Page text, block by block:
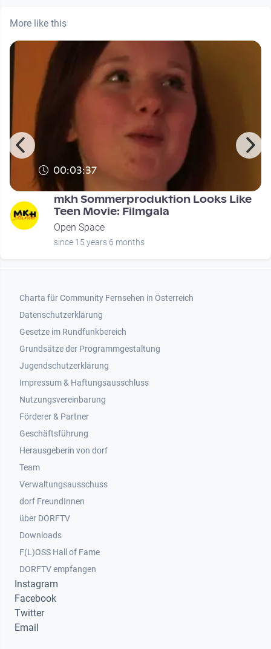
More like this
00:03:37
mkh Sommerproduktion Looks Like
Teen Movie: Filmgala
Open Space
since 15 years 6 months
Footer 1
Charta für Community Fernsehen in Österreich
Datenschutzerklärung
Gesetze im Rundfunkbereich
Grundsätze der Programmgestaltung
Jugendschutzerklärung
Impressum & Haftungsausschluss
Nutzungsvereinbarung
Footer 2
Förderer & Partner
Geschäftsführung
Herausgeberin von dorf
Team
Verwaltungsausschuss
dorf FreundInnen
Footer 3
über DORFTV
Downloads
F(L)OSS Hall of Fame
Footer 4
DORFTV empfangen
Instagram
Facebook
Twitter
Email